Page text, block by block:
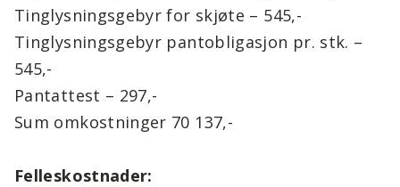
Tinglysningsgebyr for skjøte – 545,-
Tinglysningsgebyr pantobligasjon pr. stk. –
545,-
Pantattest – 297,-
Sum omkostninger 70 137,-
Felleskostnader: